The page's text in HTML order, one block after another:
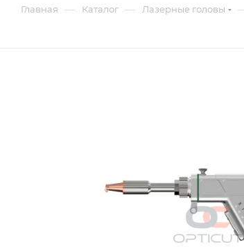
Главная — Каталог — Лазерные головы